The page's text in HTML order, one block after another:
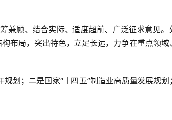
兼顾、结合实际、适度超前、广泛征求意见。
布局，突出特色，立足长远，力争在重点领域
规划；二是国家“十四五”制造业高质量发展规划